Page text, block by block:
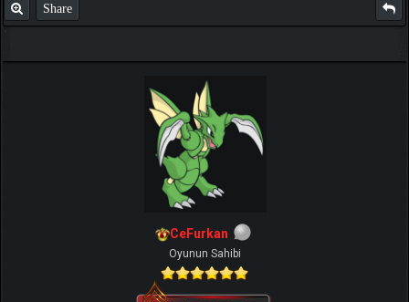
Share
CeFurkan
Oyunun Sahibi